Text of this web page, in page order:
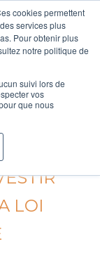
cookies permettent
services plus
Pour obtenir plus
notre politique de
suivi lors de
vos
que nous
LOI